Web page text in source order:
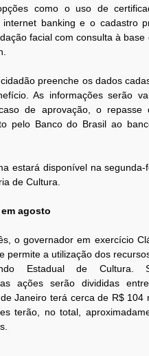
como o uso de
banking e o cadastro
facial com consulta à base
preenche os dados
As informações serão
de aprovação, o repasse
pelo Banco do Brasil ao
estará disponível na segunda-
de Cultura.
agosto
o governador em exercício
permite a utilização dos
Estadual de Cultura.
as ações serão divididas
Janeiro terá cerca de R$ 104
terão, no total,